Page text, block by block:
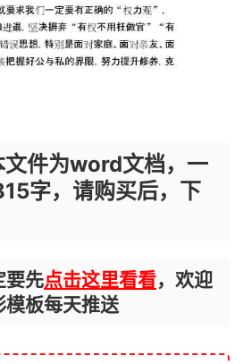
文件为word文档，一
字，请购买后，下
要先点击这里看看，欢迎
板每天推送